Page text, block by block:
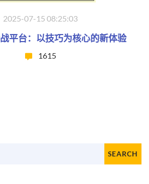
2025-07-15 08:25:03
平台：以技巧为核心的新体验
1615
SEARCH